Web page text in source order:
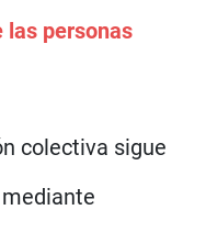
las personas
colectiva sigue